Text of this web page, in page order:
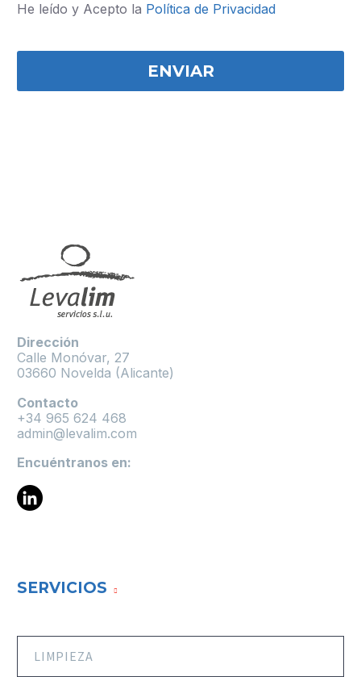
He leído y Acepto la Política de Privacidad
Dirección
Calle Monóvar, 27
03660 Novelda (Alicante)
Contacto
+34 965 624 468
admin@levalim.com
Encuéntranos en:
SERVICIOS
LIMPIEZA